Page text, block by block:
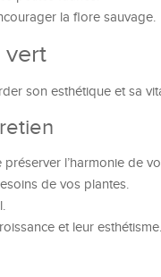
la flore sauvage.
vert
son esthétique et sa
l’harmonie de
de vos plantes.
et leur esthétisme.